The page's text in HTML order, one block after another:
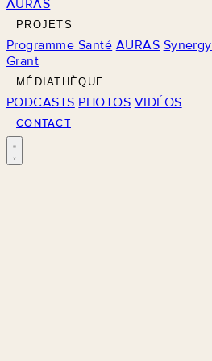
AURAS
PROJETS
Programme Santé AURAS Synergy
Grant
MÉDIATHÈQUE
PODCASTS PHOTOS VIDÉOS
CONTACT